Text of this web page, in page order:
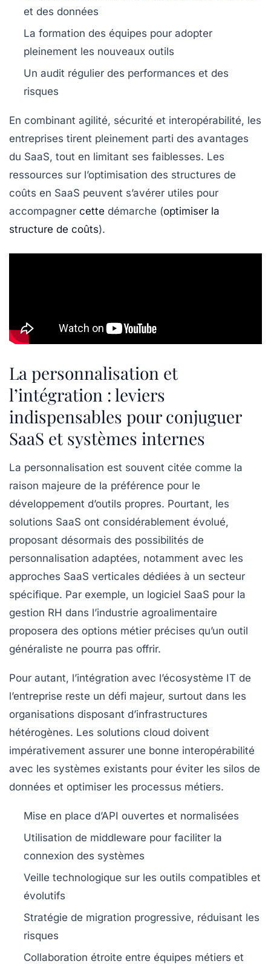
et des données
La formation des équipes pour adopter
pleinement les nouveaux outils
Un audit régulier des performances et des
risques
En combinant agilité, sécurité et interopérabilité, les
entreprises tirent pleinement parti des avantages
du SaaS, tout en limitant ses faiblesses. Les
ressources sur l’optimisation des structures de
coûts en SaaS peuvent s’avérer utiles pour
accompagner cette démarche (optimiser la
structure de coûts).
La personnalisation et
l’intégration : leviers
indispensables pour conjuguer
SaaS et systèmes internes
La personnalisation est souvent citée comme la
raison majeure de la préférence pour le
développement d’outils propres. Pourtant, les
solutions SaaS ont considérablement évolué,
proposant désormais des possibilités de
personnalisation adaptées, notamment avec les
approches SaaS verticales dédiées à un secteur
spécifique. Par exemple, un logiciel SaaS pour la
gestion RH dans l’industrie agroalimentaire
proposera des options métier précises qu’un outil
généraliste ne pourra pas offrir.
Pour autant, l’intégration avec l’écosystème IT de
l’entreprise reste un défi majeur, surtout dans les
organisations disposant d’infrastructures
hétérogènes. Les solutions cloud doivent
impérativement assurer une bonne interopérabilité
avec les systèmes existants pour éviter les silos de
données et optimiser les processus métiers.
Mise en place d’API ouvertes et normalisées
Utilisation de middleware pour faciliter la
connexion des systèmes
Veille technologique sur les outils compatibles et
évolutifs
Stratégie de migration progressive, réduisant les
risques
Collaboration étroite entre équipes métiers et